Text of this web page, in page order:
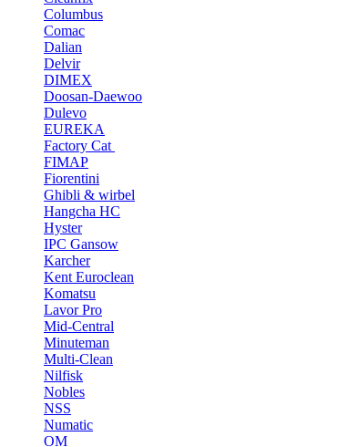
Columbus
Comac
Dalian
Delvir
DIMEX
Doosan-Daewoo
Dulevo
EUREKA
Factory Cat
FIMAP
Fiorentini
Ghibli & wirbel
Hangcha HC
Hyster
IPC Gansow
Karcher
Kent Euroclean
Komatsu
Lavor Pro
Mid-Central
Minuteman
Multi-Clean
Nilfisk
Nobles
NSS
Numatic
OM